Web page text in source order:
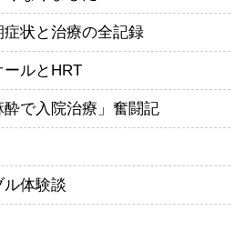
状と治療の全記録
ールとHRT
で入院治療」奮闘記
ル体験談